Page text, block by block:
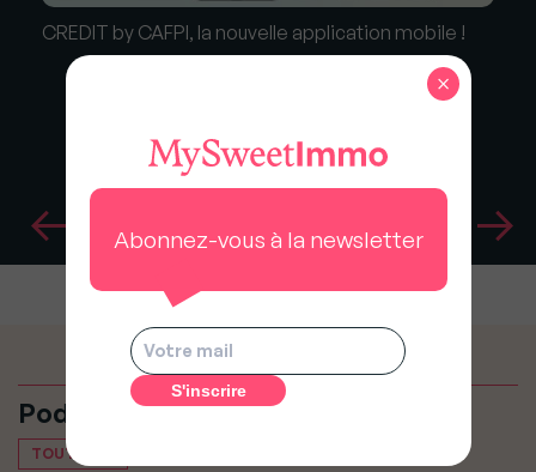
CREDIT by CAFPI, la nouvelle application mobile !
Podcasts
TOUT VOIR
Abonnez-vous à la newsletter
×